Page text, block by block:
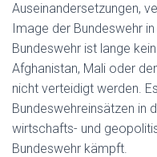
Auseinandersetzungen,
Image der Bundeswehr
Bundeswehr ist lange
Afghanistan, Mali oder
nicht verteidigt werden.
Bundeswehreinsätzen in
wirtschafts- und
Bundeswehr kämpft.